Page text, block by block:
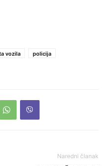
vozila
policija
Naredni članak